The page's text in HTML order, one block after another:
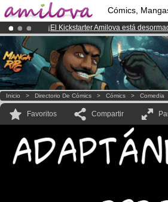
Cómics,
¡ El Kickstarter Amilova está
¡Ya tenemos 100000miembrosy
¡Conviertete en Premium por3.95
Inicio > Directorio De Cómics > Cómics > Comedia
Favoritos Compartir